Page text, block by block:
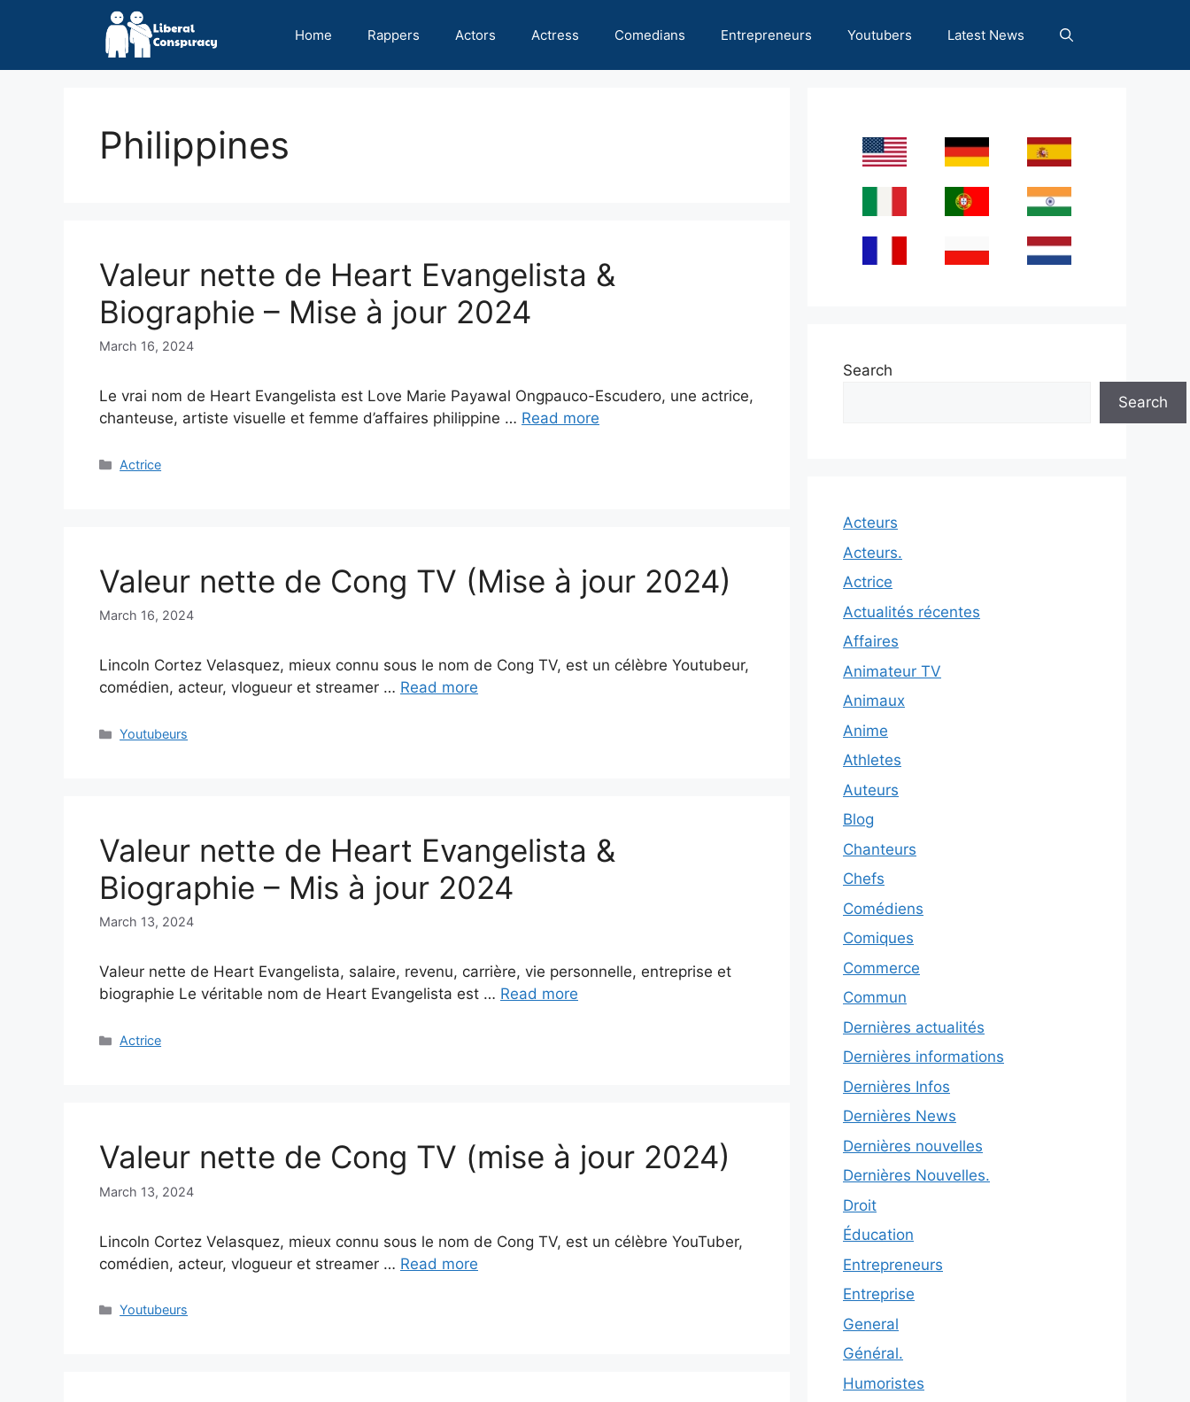
Home Rappers Actors Actress Comedians Entrepreneurs Youtubers Latest News
Philippines
Valeur nette de Heart Evangelista &
Biographie – Mise à jour 2024
March 16, 2024
Le vrai nom de Heart Evangelista est Love Marie Payawal Ongpauco-Escudero, une actrice,
chanteuse, artiste visuelle et femme d’affaires philippine … Read more
Categories
Actrice
Valeur nette de Cong TV (Mise à jour 2024)
March 16, 2024
Lincoln Cortez Velasquez, mieux connu sous le nom de Cong TV, est un célèbre Youtubeur,
comédien, acteur, vlogueur et streamer … Read more
Categories
Youtubeurs
Valeur nette de Heart Evangelista &
Biographie – Mis à jour 2024
March 13, 2024
Valeur nette de Heart Evangelista, salaire, revenu, carrière, vie personnelle, entreprise et
biographie Le véritable nom de Heart Evangelista est … Read more
Categories
Actrice
Valeur nette de Cong TV (mise à jour 2024)
March 13, 2024
Lincoln Cortez Velasquez, mieux connu sous le nom de Cong TV, est un célèbre YouTuber,
comédien, acteur, vlogueur et streamer … Read more
Categories
Youtubeurs
Search
Search
Acteurs
Acteurs.
Actrice
Actualités récentes
Affaires
Animateur TV
Animaux
Anime
Athletes
Auteurs
Blog
Chanteurs
Chefs
Comédiens
Comiques
Commerce
Commun
Dernières actualités
Dernières informations
Dernières Infos
Dernières News
Dernières nouvelles
Dernières Nouvelles.
Droit
Éducation
Entrepreneurs
Entreprise
General
Général.
Humoristes